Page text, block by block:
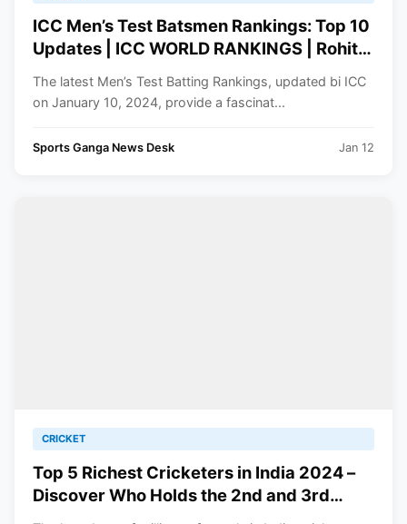
ICC Men’s Test Batsmen Rankings: Top 10
Updates | ICC WORLD RANKINGS | Rohit,
The latest Men’s Test Batting Rankings, updated bi ICC
on January 10, 2024, provide a fascinat...
Sports Ganga News Desk Jan 12
CRICKET
Top 5 Richest Cricketers in India 2024 –
Discover Who Holds the 2nd and 3rd